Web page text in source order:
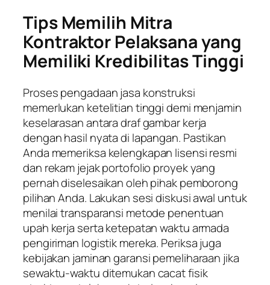
Tips Memilih Mitra
Kontraktor Pelaksana yang
Memiliki Kredibilitas Tinggi
Proses pengadaan jasa konstruksi
memerlukan ketelitian tinggi demi menjamin
keselarasan antara draf gambar kerja
dengan hasil nyata di lapangan. Pastikan
Anda memeriksa kelengkapan lisensi resmi
dan rekam jejak portofolio proyek yang
pernah diselesaikan oleh pihak pemborong
pilihan Anda. Lakukan sesi diskusi awal untuk
menilai transparansi metode penentuan
upah kerja serta ketepatan waktu armada
pengiriman logistik mereka. Periksa juga
kebijakan jaminan garansi pemeliharaan jika
sewaktu-waktu ditemukan cacat fisik